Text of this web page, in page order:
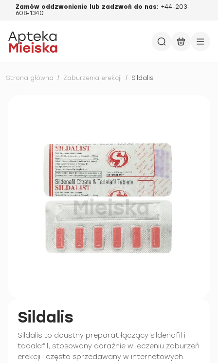
Zamów oddzwonienie lub zadzwoń do nas: +44-203-
608-1340
Strona główna / Zaburzenia erekcji / Sildalis
Sildalis
Sildalis to doustny preparat łączący sildenafil i
tadalafil, stosowany doraźnie w leczeniu zaburzeń
erekcji i często sprzedawany w internetowych